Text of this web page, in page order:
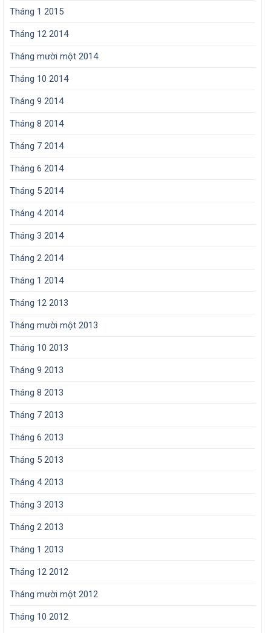
Tháng 1 2015
Tháng 12 2014
Tháng mười một 2014
Tháng 10 2014
Tháng 9 2014
Tháng 8 2014
Tháng 7 2014
Tháng 6 2014
Tháng 5 2014
Tháng 4 2014
Tháng 3 2014
Tháng 2 2014
Tháng 1 2014
Tháng 12 2013
Tháng mười một 2013
Tháng 10 2013
Tháng 9 2013
Tháng 8 2013
Tháng 7 2013
Tháng 6 2013
Tháng 5 2013
Tháng 4 2013
Tháng 3 2013
Tháng 2 2013
Tháng 1 2013
Tháng 12 2012
Tháng mười một 2012
Tháng 10 2012